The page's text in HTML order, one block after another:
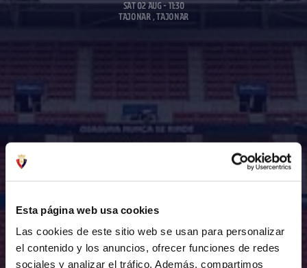
Esta página web usa cookies
Las cookies de este sitio web se usan para personalizar
el contenido y los anuncios, ofrecer funciones de redes
sociales y analizar el tráfico. Además, compartimos
SAT 02 AUG - 11:30
TAJONAR , TAJONAR